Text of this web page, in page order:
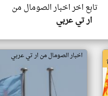
تابع اخر اخبار الصومال من
ار تي عربي
اخبار الصومال من ار تي عربي